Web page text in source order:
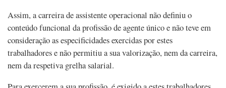
Assim, a carreira de assistente operacional não definiu o
conteúdo funcional da profissão de agente único e não teve em
consideração as especificidades exercidas por estes
trabalhadores e não permitiu a sua valorização, nem da carreira,
nem da respetiva grelha salarial.